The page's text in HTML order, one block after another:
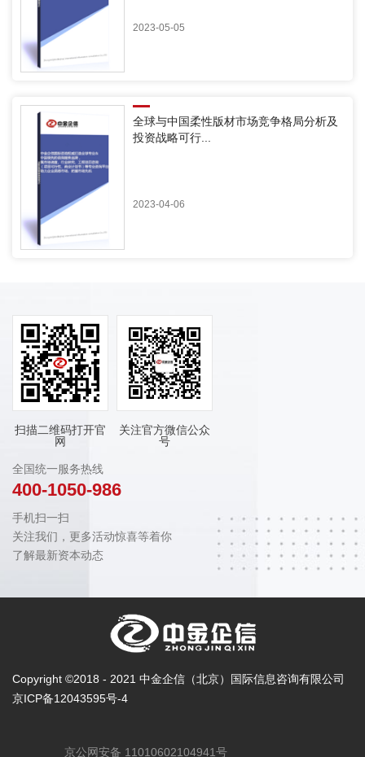
2023-05-05
全球与中国柔性版材市场竞争格局分析及
投资战略可行...
2023-04-06
扫描二维码打开官
网
关注官方微信公众
号
全国统一服务热线
400-1050-986
手机扫一扫
关注我们，更多活动惊喜等着你
了解最新资本动态
Copyright ©2018 - 2021 中金企信（北京）国际信息咨询有限公司
京ICP备12043595号-4
京公网安备 11010602104941号